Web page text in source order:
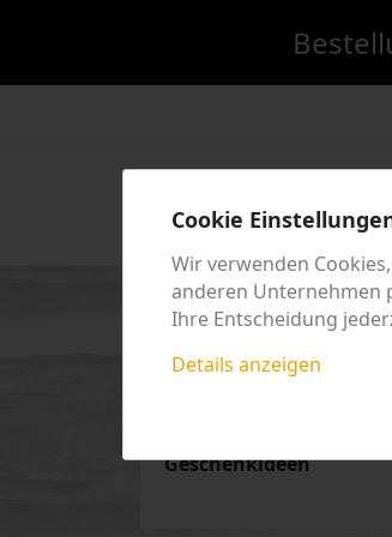
Startseite Geschenke
Geschenkideen
Cookie
Wir verwenden
anderen Unternehmen
Ihre Entscheidung
Details anzeigen